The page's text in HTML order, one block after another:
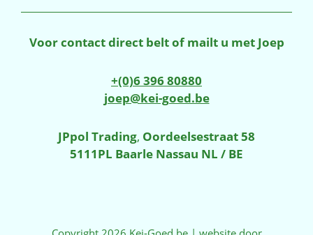
Voor contact direct belt of mailt u met Joep
+(0)6 396 80880
joep@kei-goed.be
JPpol Trading, Oordeelsestraat 58
5111PL Baarle Nassau NL / BE